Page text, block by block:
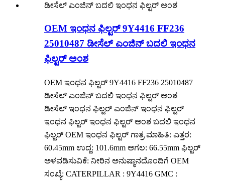
OEM ಇಂಧನ ಫಿಲ್ಟರ್ 9Y4416 FF236
25010487 ಡೀಸೆಲ್ ಎಂಜಿನ್ ಬದಲಿ ಇಂಧನ
ಫಿಲ್ಟರ್ ಅಂಶ
OEM ಇಂಧನ ಫಿಲ್ಟರ್ 9Y4416 FF236 25010487
ಡೀಸೆಲ್ ಎಂಜಿನ್ ಬದಲಿ ಇಂಧನ ಫಿಲ್ಟರ್ ಅಂಶ
ಡೀಸೆಲ್ ಇಂಧನ ಫಿಲ್ಟರ್ ಎಂಜಿನ್ ಇಂಧನ ಫಿಲ್ಟರ್
ಇಂಧನ ಫಿಲ್ಟರ್ ಇಂಧನ ಫಿಲ್ಟರ್ ಅಂಶ ಬದಲಿ ಇಂಧನ
ಫಿಲ್ಟರ್ OEM ಇಂಧನ ಫಿಲ್ಟರ್ ಗಾತ್ರ ಮಾಹಿತಿ: ಎತ್ತರ:
60.45mm ಉದ್ದ: 101.6mm ಅಗಲ: 66.55mm ಫಿಲ್ಟರ್
ಅಳವಡಿಸುವಿಕೆ: ನೀರಿನ ಅನುಷ್ಠಾನದೊಂದಿಗೆ OEM
ಸಂಖ್ಯೆ: CATERPILLAR : 9Y4416 GMC :